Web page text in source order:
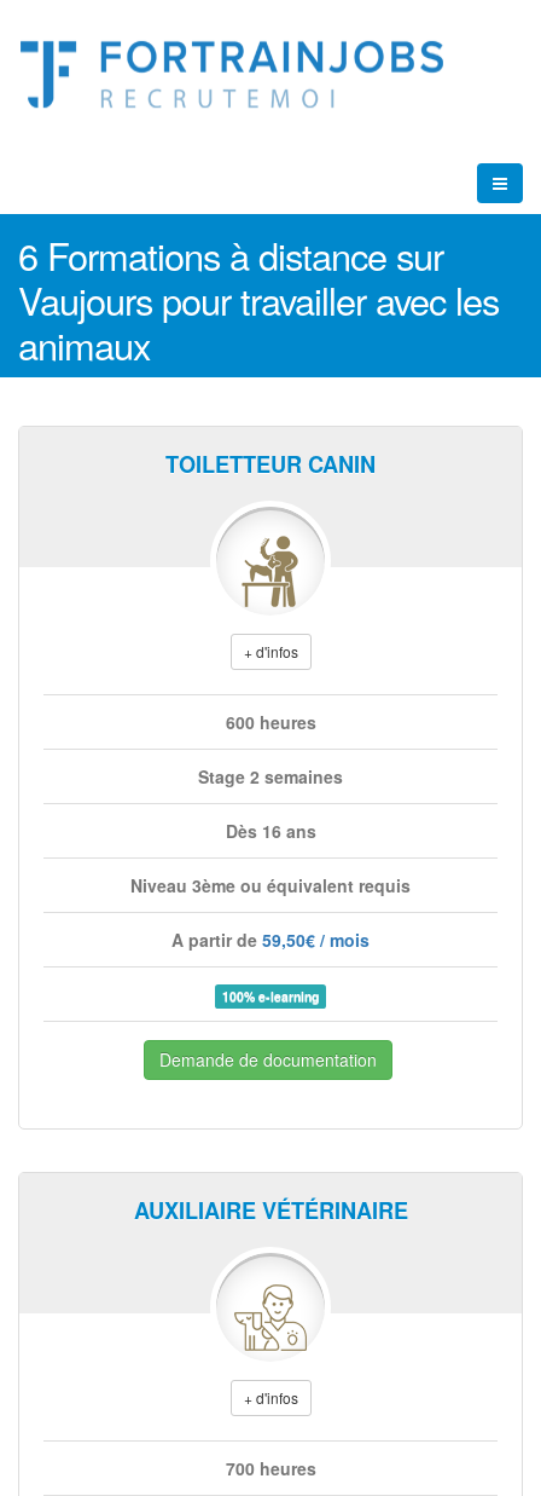
6 Formations à distance sur
Vaujours pour travailler avec les
animaux
TOILETTEUR CANIN
+ d'infos
600 heures
Stage 2 semaines
Dès 16 ans
Niveau 3ème ou équivalent requis
A partir de 59,50€ / mois
100% e-learning
Demande de documentation
AUXILIAIRE VÉTÉRINAIRE
+ d'infos
700 heures